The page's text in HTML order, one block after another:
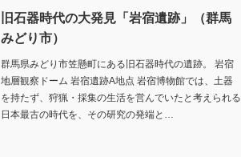
旧石器時代の大発見「岩宿遺跡」（群馬
みどり市）
群馬県みどり市笠懸町にある旧石器時代の遺跡。 岩宿
地層観察ドーム 岩宿遺跡A地点 岩宿博物館では、土器
を持たず、狩猟・採集の生活を営んでいたと考えられる
日本最古の時代を、その研究の発端と…